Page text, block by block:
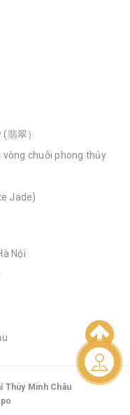
翡翠）
chuỗi phong thủy
Jade)
Nội
Thúy Minh Châu
Liên hệ